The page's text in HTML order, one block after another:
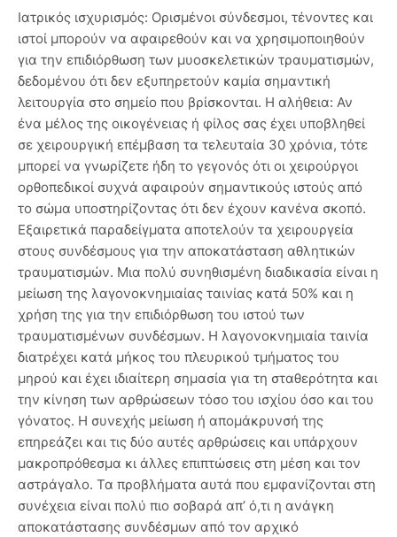
Ιατρικός ισχυρισμός: Ορισμένοι σύνδεσμοι, τένοντες και
ιστοί μπορούν να αφαιρεθούν και να χρησιμοποιηθούν
για την επιδιόρθωση των μυοσκελετικών τραυματισμών,
δεδομένου ότι δεν εξυπηρετούν καμία σημαντική
λειτουργία στο σημείο που βρίσκονται. Η αλήθεια: Αν
ένα μέλος της οικογένειας ή φίλος σας έχει υποβληθεί
σε χειρουργική επέμβαση τα τελευταία 30 χρόνια, τότε
μπορεί να γνωρίζετε ήδη το γεγονός ότι οι χειρούργοι
ορθοπεδικοί συχνά αφαιρούν σημαντικούς ιστούς από
το σώμα υποστηρίζοντας ότι δεν έχουν κανένα σκοπό.
Εξαιρετικά παραδείγματα αποτελούν τα χειρουργεία
στους συνδέσμους για την αποκατάσταση αθλητικών
τραυματισμών. Μια πολύ συνηθισμένη διαδικασία είναι η
μείωση της λαγονοκνημιαίας ταινίας κατά 50% και η
χρήση της για την επιδιόρθωση του ιστού των
τραυματισμένων συνδέσμων. Η λαγονοκνημιαία ταινία
διατρέχει κατά μήκος του πλευρικού τμήματος του
μηρού και έχει ιδιαίτερη σημασία για τη σταθερότητα και
την κίνηση των αρθρώσεων τόσο του ισχίου όσο και του
γόνατος. Η συνεχής μείωση ή απομάκρυνσή της
επηρεάζει και τις δύο αυτές αρθρώσεις και υπάρχουν
μακροπρόθεσμα κι άλλες επιπτώσεις στη μέση και τον
αστράγαλο. Τα προβλήματα αυτά που εμφανίζονται στη
συνέχεια είναι πολύ πιο σοβαρά απ’ ό,τι η ανάγκη
αποκατάστασης συνδέσμων από τον αρχικό